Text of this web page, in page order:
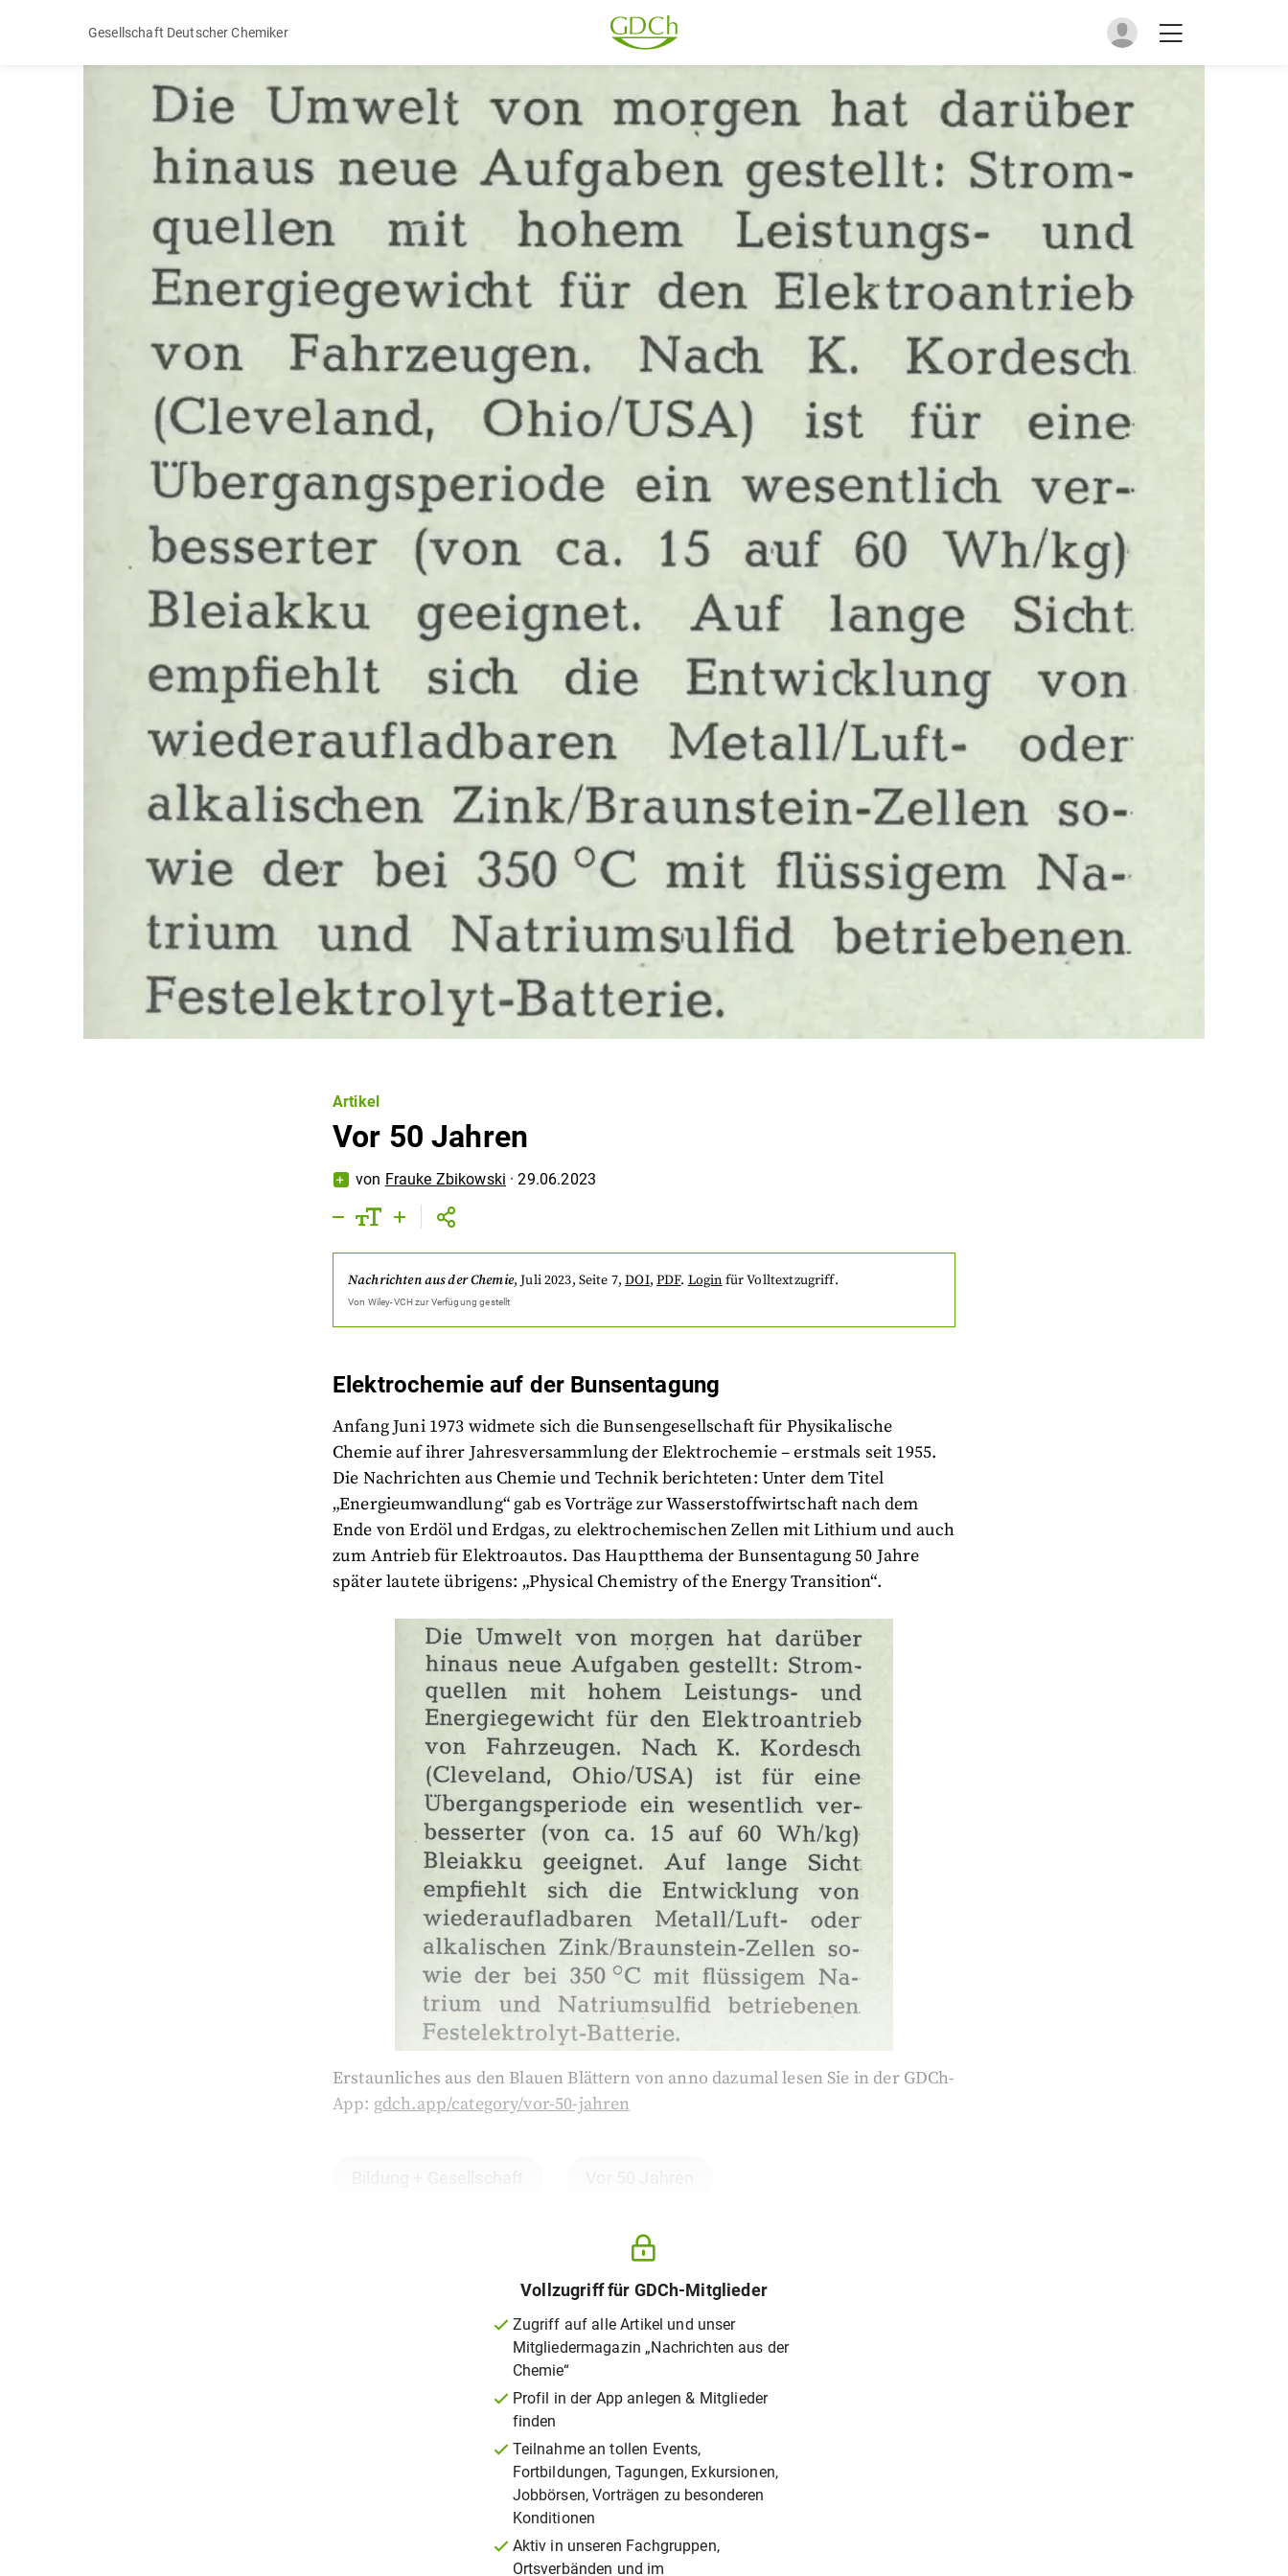
Gesellschaft Deutscher Chemiker
Artikel
Vor 50 Jahren
von Frauke Zbikowski ·29.06.2023
Nachrichten aus der Chemie,Juli 2023, Seite 7,DOI,PDF. Login für Volltextzugriff.
Von Wiley-VCHzur Verfügung gestellt
Elektrochemie auf der Bunsentagung
Anfang Juni 1973 widmete sich die Bunsengesellschaft für Physikalische
Chemie auf ihrer Jahresversammlung der Elektrochemie – erstmals seit 1955.
Die Nachrichten aus Chemie und Technik berichteten: Unter dem Titel
„Energieumwandlung“ gab es Vorträge zur Wasserstoffwirtschaft nach dem
Ende von Erdöl und Erdgas, zu elektrochemischen Zellen mit Lithium und auch
zum Antrieb für Elektroautos. Das Hauptthema der Bunsentagung 50 Jahre
später lautete übrigens: „Physical Chemistry of the Energy Transition“.
Erstaunliches aus den Blauen Blättern von anno dazumal lesen Sie in der GDCh-
App: gdch.app/category/vor-50-jahren
Vollzugriff für GDCh-Mitglieder
Zugriff auf alle Artikel und unser
Mitgliedermagazin „Nachrichten aus der
Chemie“
Profil in der App anlegen & Mitglieder
finden
Teilnahme an tollen Events,
Fortbildungen, Tagungen, Exkursionen,
Jobbörsen, Vorträgen zu besonderen
Konditionen
Aktiv in unseren Fachgruppen,
Ortsverbänden und im